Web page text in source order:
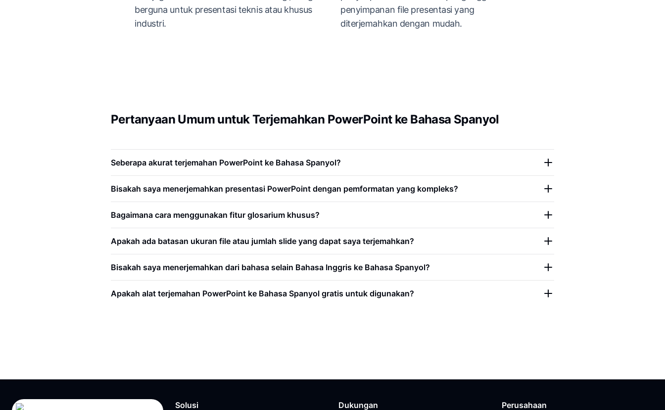
berguna untuk presentasi teknis atau khusus
industri.
penyimpanan file presentasi yang
diterjemahkan dengan mudah.
Pertanyaan Umum untuk Terjemahkan PowerPoint ke Bahasa Spanyol
Seberapa akurat terjemahan PowerPoint ke Bahasa Spanyol?
Bisakah saya menerjemahkan presentasi PowerPoint dengan pemformatan yang kompleks?
Bagaimana cara menggunakan fitur glosarium khusus?
Apakah ada batasan ukuran file atau jumlah slide yang dapat saya terjemahkan?
Bisakah saya menerjemahkan dari bahasa selain Bahasa Inggris ke Bahasa Spanyol?
Apakah alat terjemahan PowerPoint ke Bahasa Spanyol gratis untuk digunakan?
Solusi Dukungan Perusahaan